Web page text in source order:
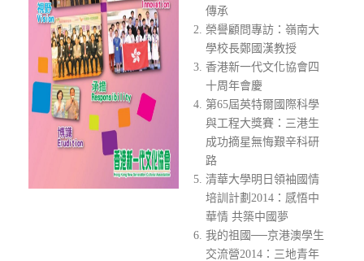
傳承
榮譽顧問專訪：嶺南大
學校長鄭國漢教授
香港新一代文化協會四
十周年會慶
第65屆英特爾國際科學
與工程大獎賽：三港生
成功摘星無悔艱辛科研
路
清華大學明日領袖國情
培訓計劃2014：感悟中
華情 共築中國夢
我的祖國──京港澳學生
交流營2014：三地青年